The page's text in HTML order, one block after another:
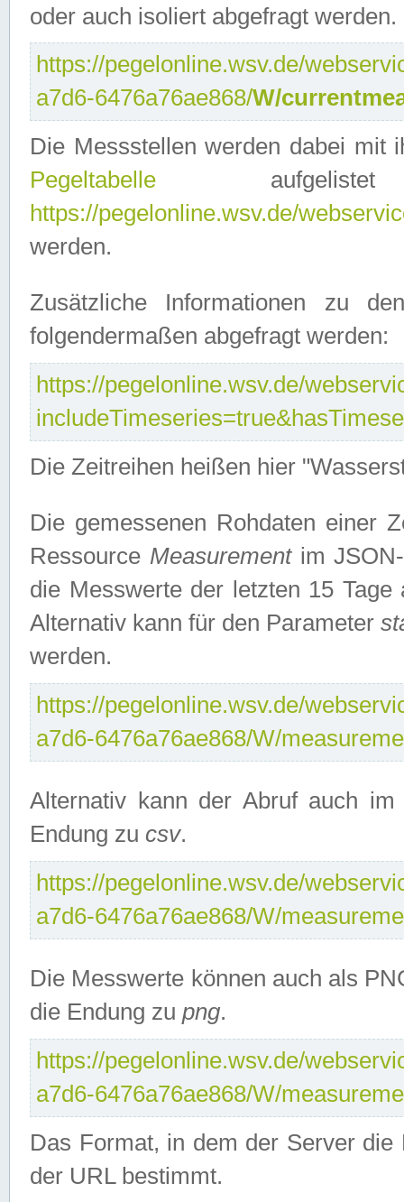
oder auch isoliert abgefragt werden.
https://pegelonline.wsv.de/
a7d6-6476a76ae868/W/
Die Messstellen werden dabei mit
Pegeltabelle
https://pegelonline.wsv.de/
werden.
Zusätzliche Informationen zu
folgendermaßen abgefragt werden:
https://pegelonline.wsv.de/
Die Zeitreihen heißen hier
Die gemessenen Rohdaten einer
Ressource Measurementim JSON-
die Messwerte der letzten 15
Alternativ kann für den Parameter
werden.
https://pegelonline.wsv.de/
a7d6-6476a76ae868/W/
Alternativ kann der Abruf auch
Endung zu csv.
https://pegelonline.wsv.de/
a7d6-6476a76ae868/W/
Die Messwerte können auch als
die Endung zu png.
https://pegelonline.wsv.de/
a7d6-6476a76ae868/W/
Das Format, in dem der Server
der URL bestimmt.